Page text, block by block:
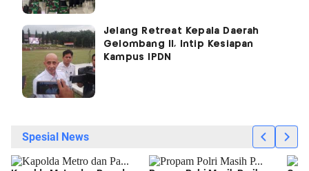
Jelang Retreat Kepala Daerah
Gelombang II, Intip Kesiapan
Kampus IPDN